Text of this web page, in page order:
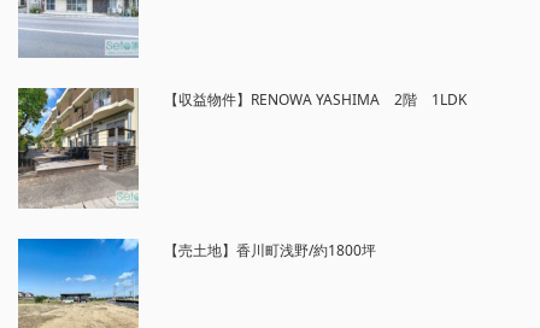
【収益物件】RENOWA YASHIMA 2階 1LDK
【売土地】香川町浅野/約1800坪